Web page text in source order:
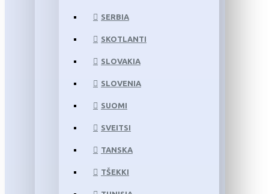
SERBIA
SKOTLANTI
SLOVAKIA
SLOVENIA
SUOMI
SVEITSI
TANSKA
TŠEKKI